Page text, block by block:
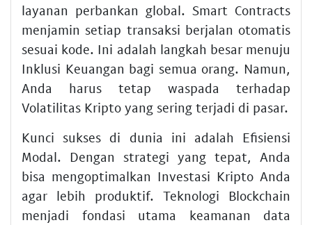
layanan perbankan global. Smart Contracts
menjamin setiap transaksi berjalan otomatis
sesuai kode. Ini adalah langkah besar menuju
Inklusi Keuangan bagi semua orang. Namun,
Anda harus tetap waspada terhadap
Volatilitas Kripto yang sering terjadi di pasar.
Kunci sukses di dunia ini adalah Efisiensi
Modal. Dengan strategi yang tepat, Anda
bisa mengoptimalkan Investasi Kripto Anda
agar lebih produktif. Teknologi Blockchain
menjadi fondasi utama keamanan data